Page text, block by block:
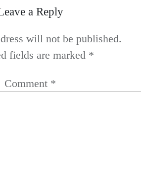
a Reply
will not be published.
fields are marked *
Comment *